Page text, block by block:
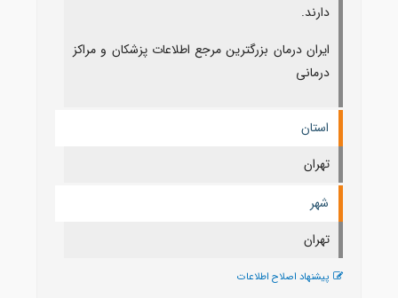
دارند.
ایران درمان بزرگترین مرجع اطلاعات پزشکان و مراکز
درمانی
استان
تهران
شهر
تهران
پیشنهاد اصلاح اطلاعات